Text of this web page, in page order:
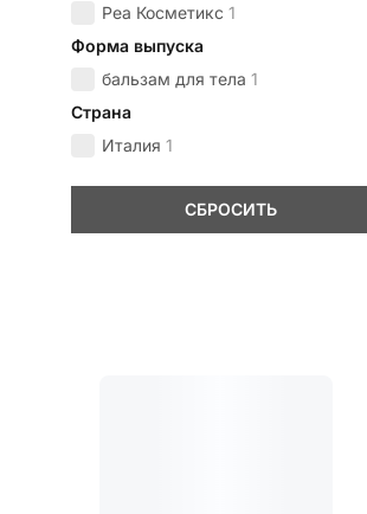
Реа Косметикс 1
Форма выпуска
бальзам для тела 1
Страна
Италия 1
СБРОСИТЬ